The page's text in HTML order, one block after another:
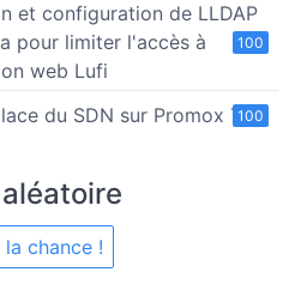
100
et configuration de LLDAP
pour limiter l'accès à
web Lufi
100
du SDN sur Promox 7
chance !